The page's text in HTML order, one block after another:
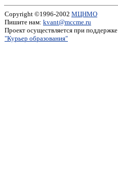
Copyright ©1996-2002 МЦНМО
Пишите нам: kvant@mccme.ru
Проект осуществляется при поддержке
"Курьер образования"